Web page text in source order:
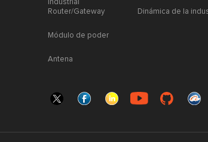
Industrial
Router/Gateway
Módulo de poder
Antena
Dinámica de la